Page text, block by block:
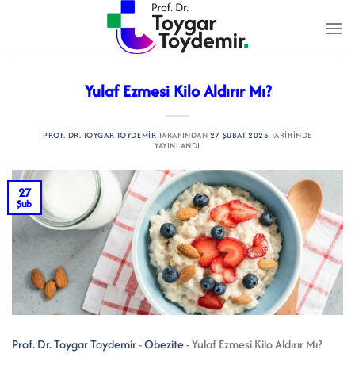
Yulaf Ezmesi Kilo Aldırır Mı?
PROF. DR. TOYGAR TOYDEMIR TARAFINDAN 27 ŞUBAT 2025 TARIHINDE
YAYINLANDI
27
Şub
Prof. Dr. Toygar Toydemir-Obezite-Yulaf Ezmesi Kilo Aldırır Mı?